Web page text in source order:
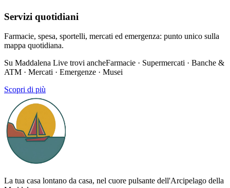
Servizi quotidiani
Farmacie, spesa, sportelli, mercati ed emergenza: punto unico sulla
mappa quotidiana.
Su Maddalena Live trovi ancheFarmacie · Supermercati · Banche &
ATM · Mercati · Emergenze · Musei
Scopri di più
La tua casa lontano da casa, nel cuore pulsante dell'Arcipelago della